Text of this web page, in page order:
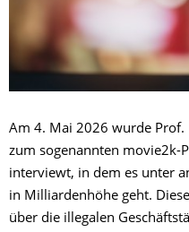
Am 4. Mai 2026 wurde Prof.
zum sogenannten movie2k-
interviewt, in dem es unter
in Milliardenhöhe geht.
über die illegalen